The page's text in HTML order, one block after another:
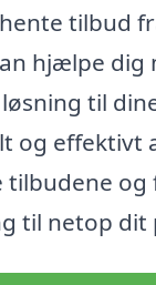
tilbud
hjælpe dig
til
og effektivt
tilbudene og
til netop dit